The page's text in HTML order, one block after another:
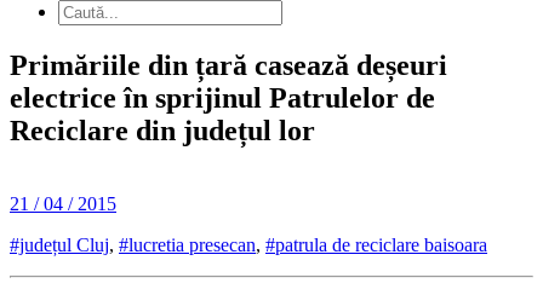
Primăriile din țară casează deșeuri
electrice în sprijinul Patrulelor de
Reciclare din județul lor
21 / 04 / 2015
#județul Cluj, #lucretia presecan, #patrula de reciclare baisoara